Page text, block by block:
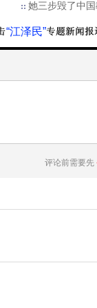
她三步毁了中
“江泽民”
评论前需要先